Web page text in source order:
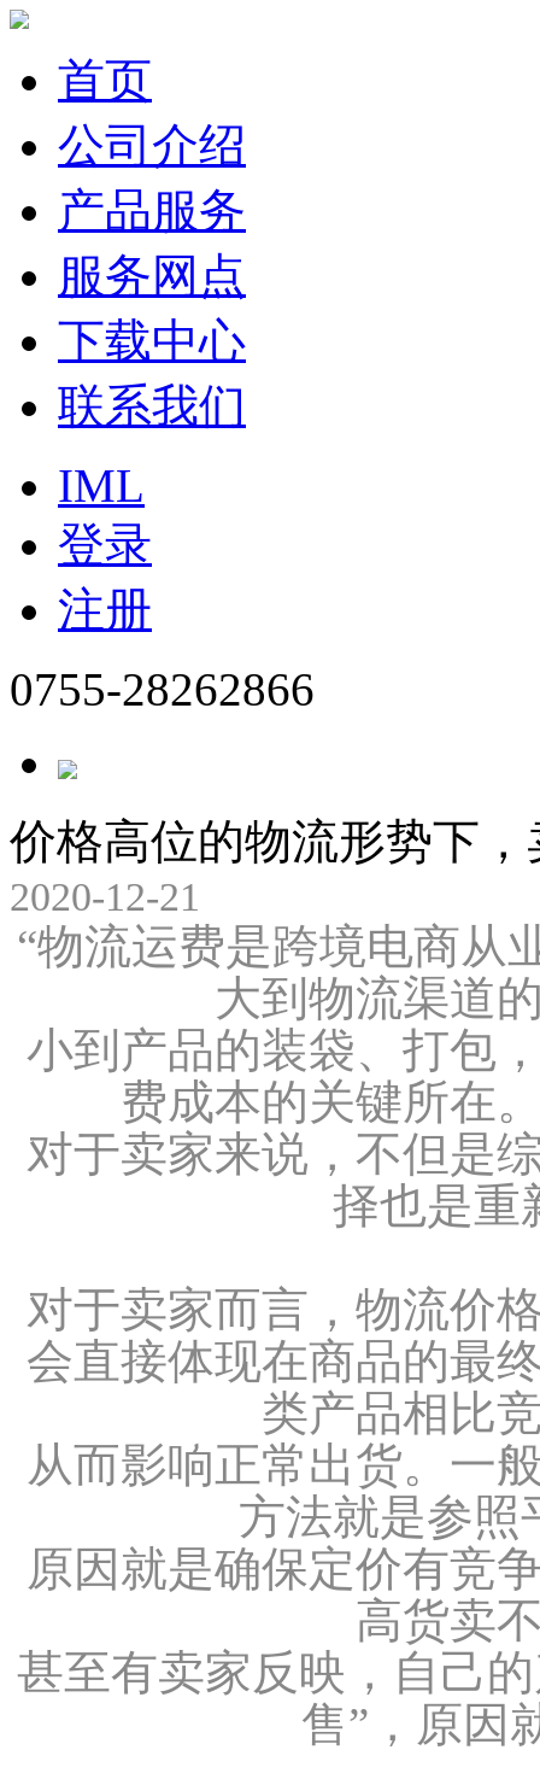
首页
公司介绍
产品服务
服务网点
下载中心
联系我们
IML
登录
注册
0755-28262866
价格高位的物流形势下
2020-12-21
​“物流运费是跨境电商从
大到物流渠道
小到产品的装袋、打包
费成本的关键所在
对于卖家来说，不但是
择也是重
对于卖家而言，物流价
会直接体现在商品的最
类产品相比
从而影响正常出货。一
方法就是参照
原因就是确保定价有竞
高货卖
甚至有卖家反映，自己
售”，原因